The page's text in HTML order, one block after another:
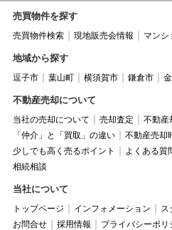
売買物件を探す
売買物件検索 現地販売会情報 マンシ
地域から探す
逗子市 葉山町 横須賀市 鎌倉市
不動産売却について
当社の売却について 売却査定
不動産
「仲介」と「買取」の違い
不動産売却
少しでも高く売るポイント
よくある質
相続相談
当社について
トップページ インフォメーション ス
お問合せ
採用情報 プライバシーポリ